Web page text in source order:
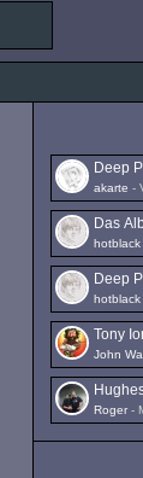
Deep
akarte -
Das
hotblack
Deep
hotblack
Tony
John
Roger -